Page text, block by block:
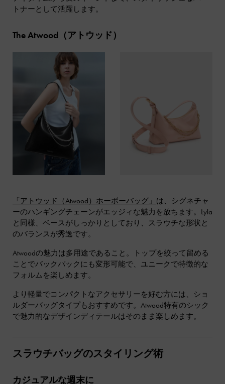
トナーとして活躍します。
The Atwood（アトウッド）
「アトウッド（Atwood）ホーボーバッグ」 は、シグネチャ
ーのハンギングチェーンがエッジィな魅力を放ちます。Lyla
と同様、ベースがしっかりとしており、スラウチな形状と
のバランスが秀逸です。
Atwoodの魅力は多用途であること。トップを絞って留める
ことでバックパックにも変形可能で、ユニークで特徴的な
フォルムを楽しめます。
より軽量でコンパクトなアクセサリーを好む方には、ショ
ルダーバッグタイプもおすすめです。Atwood特有のシック
で魅力的なデザインディテールはそのまま楽しめます。
スラウチバッグのスタイリング術
カジュアルな週末に